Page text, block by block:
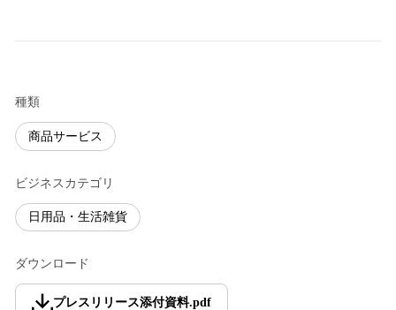
種類
商品サービス
ビジネスカテゴリ
日用品・生活雑貨
ダウンロード
プレスリリース添付資料.pdf